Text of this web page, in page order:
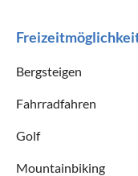
Bergsteigen
Fahrradfahren
Golf
Mountainbiking